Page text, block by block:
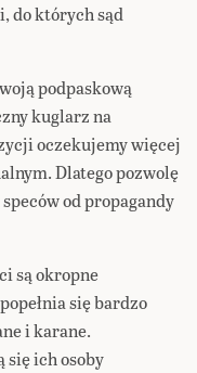
do których sąd
podpaskową
kuglarz na
oczekujemy więcej
Dlatego pozwolę
od propagandy
są okropne
się bardzo
i karane.
się ich osoby